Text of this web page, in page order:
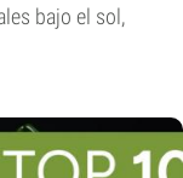
bajo el sol,